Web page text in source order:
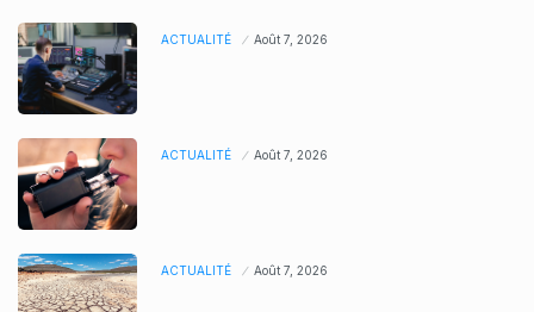
ACTUALITÉ Août 7, 2026
ACTUALITÉ Août 7, 2026
ACTUALITÉ Août 7, 2026